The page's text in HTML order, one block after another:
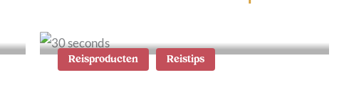
Reisproducten Reistips